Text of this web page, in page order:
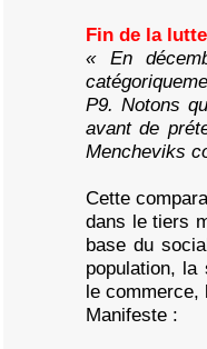
Fin de la
« En
P9. Notons
avant de
Mencheviks
Cette
dans le tiers
base du
population, la
le commerce,
Manifeste :